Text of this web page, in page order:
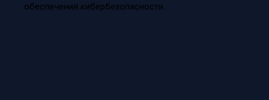
обеспечения кибербезопасности.